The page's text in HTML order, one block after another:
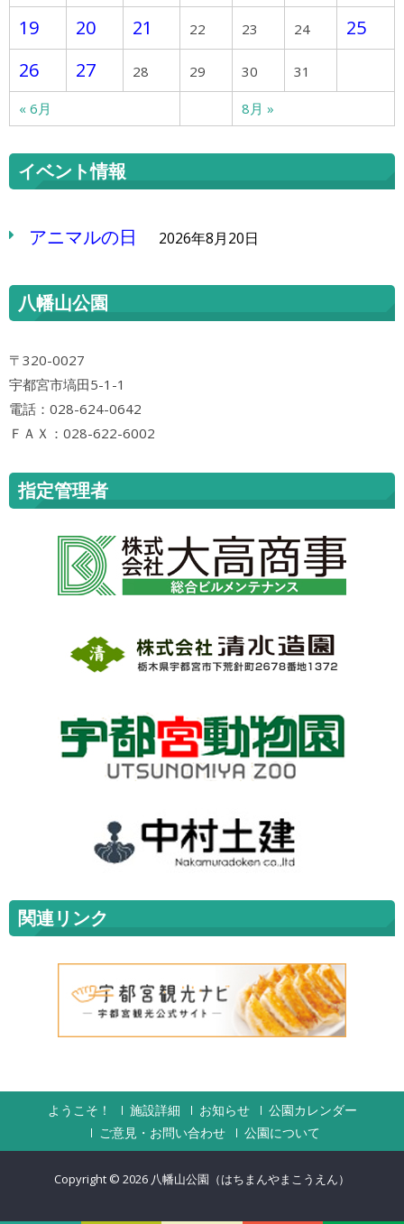
19
20 21 22 23 24
25
26
27 28 29 30 31
« 6月 8月 »
イベント情報
アニマルの日 2026年8月20日
八幡山公園
〒320-0027
宇都宮市塙田5-1-1
電話：028-624-0642
ＦＡＸ：028-622-6002
指定管理者
関連リンク
ようこそ！ 施設詳細 お知らせ
公園カレンダー
ご意見・お問い合わせ
公園について
Copyright © 2026 八幡山公園（はちまんやまこうえん）